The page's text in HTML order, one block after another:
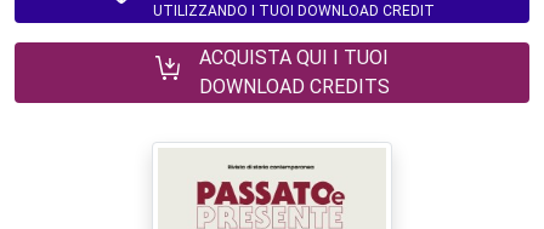
UTILIZZANDO I TUOI DOWNLOAD CREDIT
ACQUISTA QUI I TUOI
DOWNLOAD CREDITS